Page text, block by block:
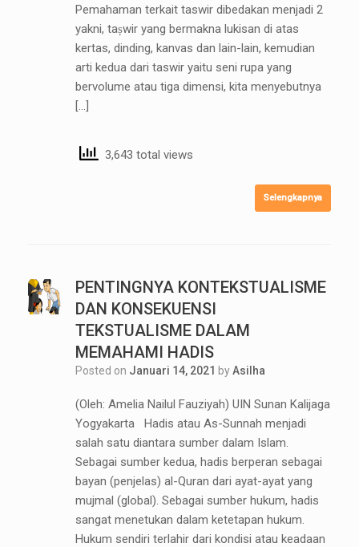
Pemahaman terkait taswir dibedakan menjadi 2
yakni, taṣwir yang bermakna lukisan di atas
kertas, dinding, kanvas dan lain-lain, kemudian
arti kedua dari taswir yaitu seni rupa yang
bervolume atau tiga dimensi, kita menyebutnya
[…]
3,643 total views
Selengkapnya
PENTINGNYA KONTEKSTUALISME
DAN KONSEKUENSI
TEKSTUALISME DALAM
MEMAHAMI HADIS
Posted on Januari 14, 2021 byAsilha
(Oleh: Amelia Nailul Fauziyah) UIN Sunan Kalijaga
Yogyakarta Hadis atau As-Sunnah menjadi
salah satu diantara sumber dalam Islam.
Sebagai sumber kedua, hadis berperan sebagai
bayan (penjelas) al-Quran dari ayat-ayat yang
mujmal (global). Sebagai sumber hukum, hadis
sangat menetukan dalam ketetapan hukum.
Hukum sendiri terlahir dari kondisi atau keadaan